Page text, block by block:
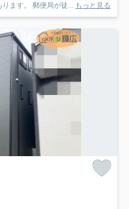
ます。 郵便局が徒... もっと見る